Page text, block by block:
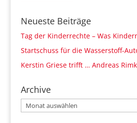
Neueste Beiträge
Tag der Kinderrechte – Was
Startschuss für die Wasserstoff-
Kerstin Griese trifft … Andreas
Archive
Archive